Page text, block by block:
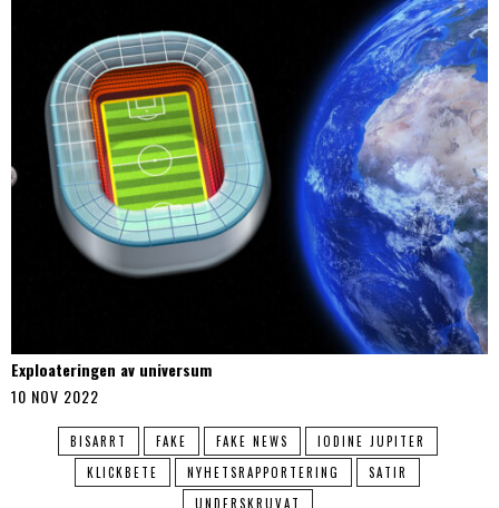
Exploateringen av universum
10 NOV 2022
BISARRT FAKE FAKE NEWS
IODINE JUPITER
KLICKBETE
NYHETSRAPPORTERING
SATIR
UNDERSKRUVAT